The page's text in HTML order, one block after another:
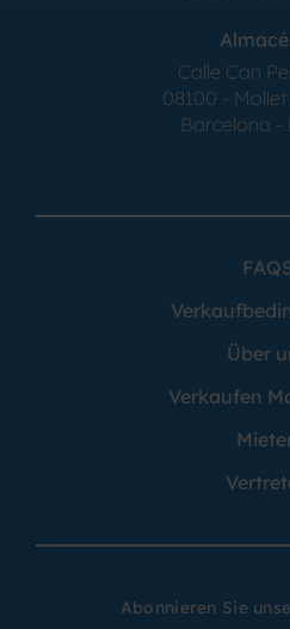
Calle Can
08100 -
Barcelona -
Über
Verkaufen
Abonnieren Sie